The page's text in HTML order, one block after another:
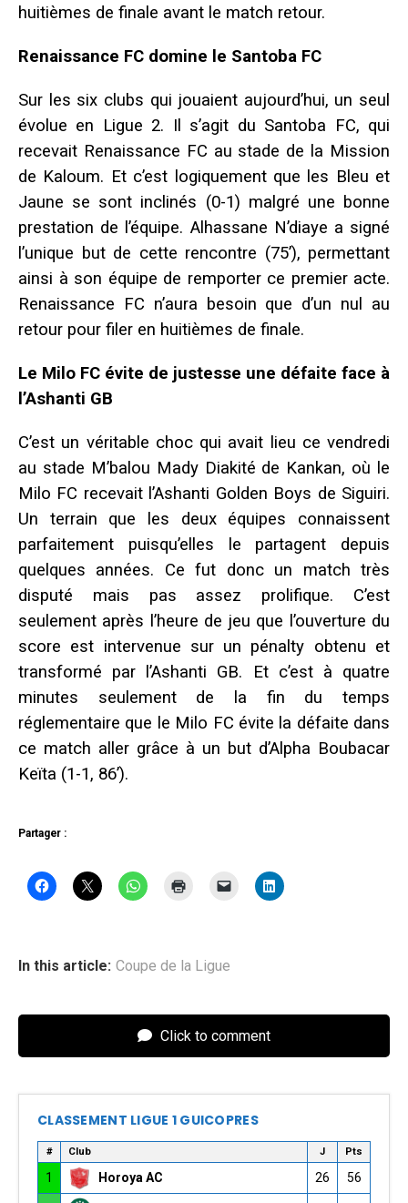
huitièmes de finale avant le match retour.
Renaissance FC domine le Santoba FC
Sur les six clubs qui jouaient aujourd’hui, un seul
évolue en Ligue 2. Il s’agit du Santoba FC, qui
recevait Renaissance FC au stade de la Mission
de Kaloum. Et c’est logiquement que les Bleu et
Jaune se sont inclinés (0-1) malgré une bonne
prestation de l’équipe. Alhassane N’diaye a signé
l’unique but de cette rencontre (75’), permettant
ainsi à son équipe de remporter ce premier acte.
Renaissance FC n’aura besoin que d’un nul au
retour pour filer en huitièmes de finale.
Le Milo FC évite de justesse une défaite face à
l’Ashanti GB
C’est un véritable choc qui avait lieu ce vendredi
au stade M’balou Mady Diakité de Kankan, où le
Milo FC recevait l’Ashanti Golden Boys de Siguiri.
Un terrain que les deux équipes connaissent
parfaitement puisqu’elles le partagent depuis
quelques années. Ce fut donc un match très
disputé mais pas assez prolifique. C’est
seulement après l’heure de jeu que l’ouverture du
score est intervenue sur un pénalty obtenu et
transformé par l’Ashanti GB. Et c’est à quatre
minutes seulement de la fin du temps
réglementaire que le Milo FC évite la défaite dans
ce match aller grâce à un but d’Alpha Boubacar
Keïta (1-1, 86’).
Partager :
In this article: Coupe de la Ligue
Click to comment
CLASSEMENT LIGUE 1 GUICOPRES
# Club J Pts
1 Horoya AC 26 56